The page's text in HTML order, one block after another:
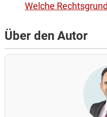
Welche
Über den Autor